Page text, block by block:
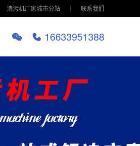
清污机厂家城市分站 联系我们
16633951388